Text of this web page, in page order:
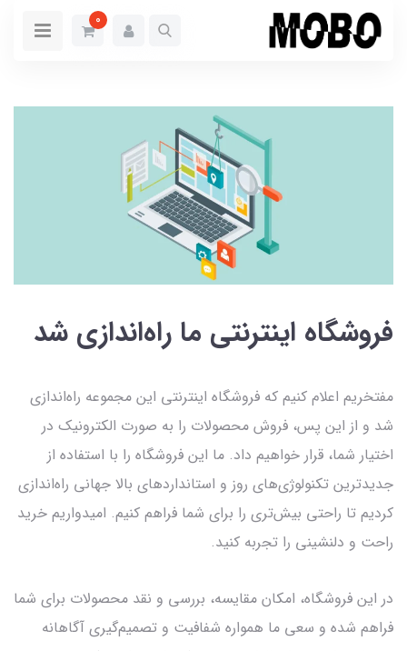
0
فروشگاه اینترنتی ما راه‌اندازی شد
مفتخریم اعلام کنیم که فروشگاه اینترنتی این مجموعه راه‌اندازی
شد و از این پس، فروش محصولات را به صورت الکترونیک در
اختیار شما، قرار خواهیم داد. ما این فروشگاه را با استفاده از
جدیدترین تکنولوژی‌های روز و استانداردهای بالا جهانی راه‌اندازی
کردیم تا راحتی بیش‌تری را برای شما فراهم کنیم. امیدواریم خرید
راحت و دلنشینی را تجربه کنید.
در این فروشگاه، امکان مقایسه، بررسی و نقد محصولات برای شما
فراهم شده و سعی ما همواره شفافیت و تصمیم‌گیری آگاهانه